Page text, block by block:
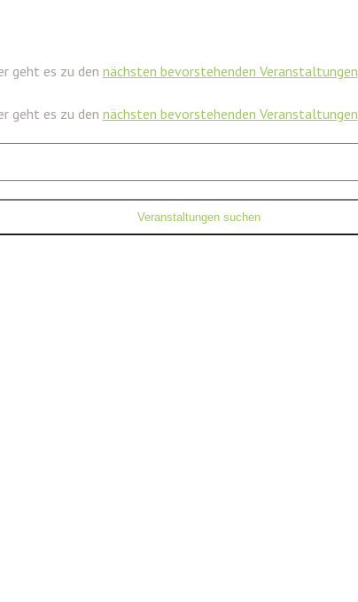
geht es zu den nächsten bevorstehenden Veranstaltungen
geht es zu den nächsten bevorstehenden Veranstaltungen
Veranstaltungen suchen